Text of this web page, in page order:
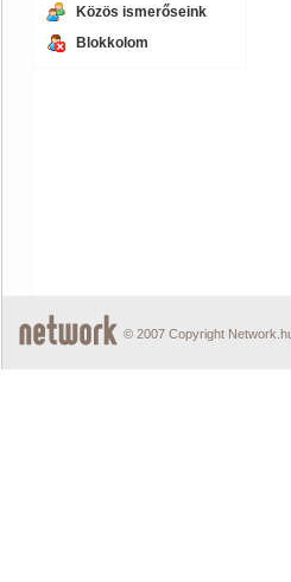
Közös ismerőseink
Blokkolom
© 2007 Copyright